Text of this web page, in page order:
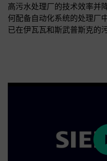
高污水处理厂的技术效率并
何配备自动化系统的处理厂
已在伊瓦瓦和斯武普斯克的